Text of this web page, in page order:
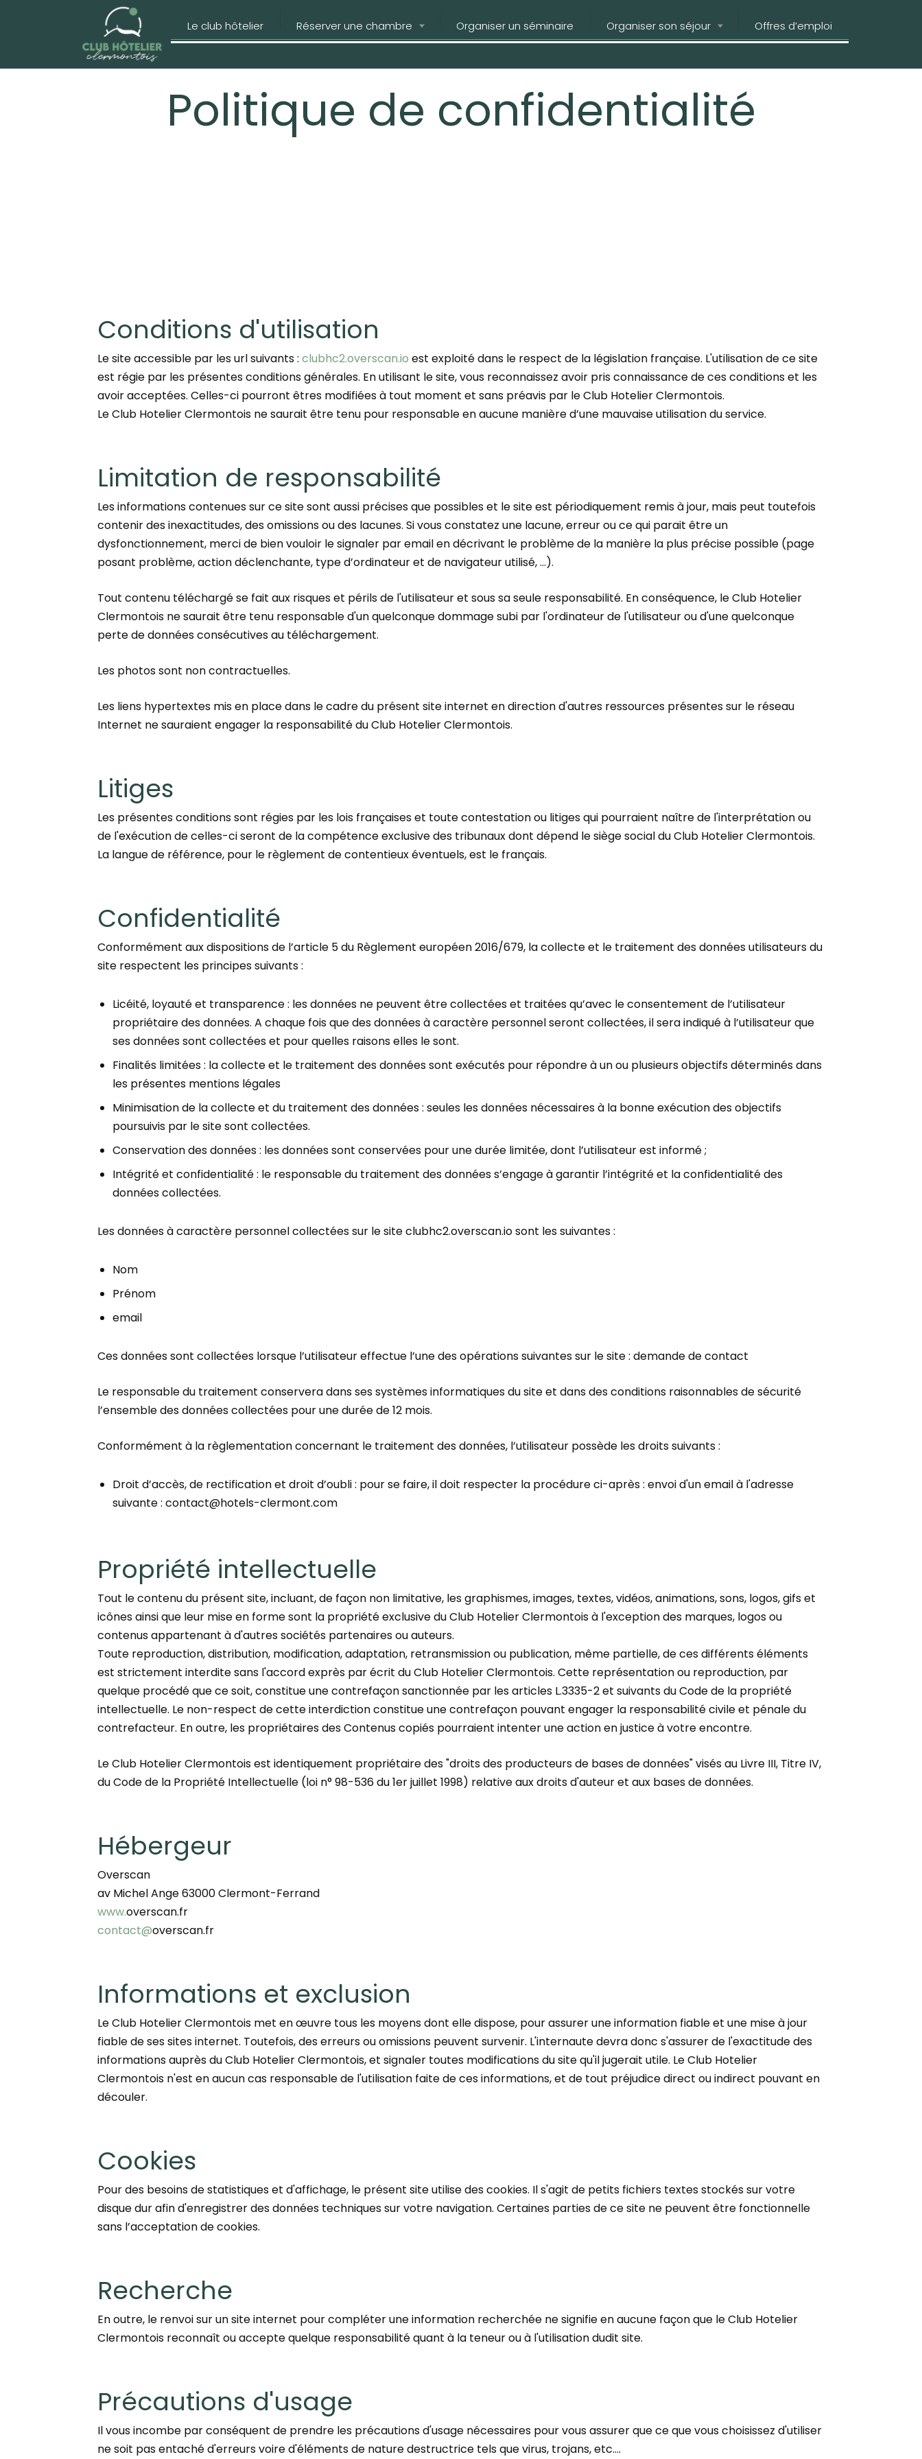
Le club hôtelier Réserver une chambre Organiser un séminaire Organiser son séjour Offres d’emploi
Politique de confidentialité
Conditions d'utilisation
Le site accessible par les url suivants : clubhc2.overscan.io est exploité dans le respect de la législation française. L'utilisation de ce site
est régie par les présentes conditions générales. En utilisant le site, vous reconnaissez avoir pris connaissance de ces conditions et les
avoir acceptées. Celles-ci pourront êtres modifiées à tout moment et sans préavis par le Club Hotelier Clermontois.
Le Club Hotelier Clermontois ne saurait être tenu pour responsable en aucune manière d’une mauvaise utilisation du service.
Limitation de responsabilité
Les informations contenues sur ce site sont aussi précises que possibles et le site est périodiquement remis à jour, mais peut toutefois
contenir des inexactitudes, des omissions ou des lacunes. Si vous constatez une lacune, erreur ou ce qui parait être un
dysfonctionnement, merci de bien vouloir le signaler par email en décrivant le problème de la manière la plus précise possible (page
posant problème, action déclenchante, type d’ordinateur et de navigateur utilisé, …).
Tout contenu téléchargé se fait aux risques et périls de l'utilisateur et sous sa seule responsabilité. En conséquence, le Club Hotelier
Clermontois ne saurait être tenu responsable d'un quelconque dommage subi par l'ordinateur de l'utilisateur ou d'une quelconque
perte de données consécutives au téléchargement.
Les photos sont non contractuelles.
Les liens hypertextes mis en place dans le cadre du présent site internet en direction d'autres ressources présentes sur le réseau
Internet ne sauraient engager la responsabilité du Club Hotelier Clermontois.
Litiges
Les présentes conditions sont régies par les lois françaises et toute contestation ou litiges qui pourraient naître de l'interprétation ou
de l'exécution de celles-ci seront de la compétence exclusive des tribunaux dont dépend le siège social du Club Hotelier Clermontois.
La langue de référence, pour le règlement de contentieux éventuels, est le français.
Confidentialité
Conformément aux dispositions de l’article 5 du Règlement européen 2016/679, la collecte et le traitement des données utilisateurs du
site respectent les principes suivants :
Licéité, loyauté et transparence : les données ne peuvent être collectées et traitées qu’avec le consentement de l’utilisateur
propriétaire des données. A chaque fois que des données à caractère personnel seront collectées, il sera indiqué à l’utilisateur que
ses données sont collectées et pour quelles raisons elles le sont.
Finalités limitées : la collecte et le traitement des données sont exécutés pour répondre à un ou plusieurs objectifs déterminés dans
les présentes mentions légales
Minimisation de la collecte et du traitement des données : seules les données nécessaires à la bonne exécution des objectifs
poursuivis par le site sont collectées.
Conservation des données : les données sont conservées pour une durée limitée, dont l’utilisateur est informé ;
Intégrité et confidentialité : le responsable du traitement des données s’engage à garantir l’intégrité et la confidentialité des
données collectées.
Les données à caractère personnel collectées sur le site clubhc2.overscan.io sont les suivantes :
Nom
Prénom
email
Ces données sont collectées lorsque l’utilisateur effectue l’une des opérations suivantes sur le site : demande de contact
Le responsable du traitement conservera dans ses systèmes informatiques du site et dans des conditions raisonnables de sécurité
l’ensemble des données collectées pour une durée de 12 mois.
Conformément à la règlementation concernant le traitement des données, l’utilisateur possède les droits suivants :
Droit d’accès, de rectification et droit d’oubli : pour se faire, il doit respecter la procédure ci-après : envoi d'un email à l'adresse
suivante : contact@hotels-clermont.com
Propriété intellectuelle
Tout le contenu du présent site, incluant, de façon non limitative, les graphismes, images, textes, vidéos, animations, sons, logos, gifs et
icônes ainsi que leur mise en forme sont la propriété exclusive du Club Hotelier Clermontois à l'exception des marques, logos ou
contenus appartenant à d'autres sociétés partenaires ou auteurs.
Toute reproduction, distribution, modification, adaptation, retransmission ou publication, même partielle, de ces différents éléments
est strictement interdite sans l'accord exprès par écrit du Club Hotelier Clermontois. Cette représentation ou reproduction, par
quelque procédé que ce soit, constitue une contrefaçon sanctionnée par les articles L.3335-2 et suivants du Code de la propriété
intellectuelle. Le non-respect de cette interdiction constitue une contrefaçon pouvant engager la responsabilité civile et pénale du
contrefacteur. En outre, les propriétaires des Contenus copiés pourraient intenter une action en justice à votre encontre.
Le Club Hotelier Clermontois est identiquement propriétaire des "droits des producteurs de bases de données" visés au Livre III, Titre IV,
du Code de la Propriété Intellectuelle (loi n° 98-536 du 1er juillet 1998) relative aux droits d'auteur et aux bases de données.
Hébergeur
Overscan
av Michel Ange 63000 Clermont-Ferrand
www.overscan.fr
contact@overscan.fr
Informations et exclusion
Le Club Hotelier Clermontois met en œuvre tous les moyens dont elle dispose, pour assurer une information fiable et une mise à jour
fiable de ses sites internet. Toutefois, des erreurs ou omissions peuvent survenir. L'internaute devra donc s'assurer de l'exactitude des
informations auprès du Club Hotelier Clermontois, et signaler toutes modifications du site qu'il jugerait utile. Le Club Hotelier
Clermontois n'est en aucun cas responsable de l'utilisation faite de ces informations, et de tout préjudice direct ou indirect pouvant en
découler.
Cookies
Pour des besoins de statistiques et d'affichage, le présent site utilise des cookies. Il s'agit de petits fichiers textes stockés sur votre
disque dur afin d'enregistrer des données techniques sur votre navigation. Certaines parties de ce site ne peuvent être fonctionnelle
sans l’acceptation de cookies.
Recherche
En outre, le renvoi sur un site internet pour compléter une information recherchée ne signifie en aucune façon que le Club Hotelier
Clermontois reconnaît ou accepte quelque responsabilité quant à la teneur ou à l'utilisation dudit site.
Précautions d'usage
Il vous incombe par conséquent de prendre les précautions d'usage nécessaires pour vous assurer que ce que vous choisissez d'utiliser
ne soit pas entaché d'erreurs voire d'éléments de nature destructrice tels que virus, trojans, etc....
Panneau de gestion des cookies